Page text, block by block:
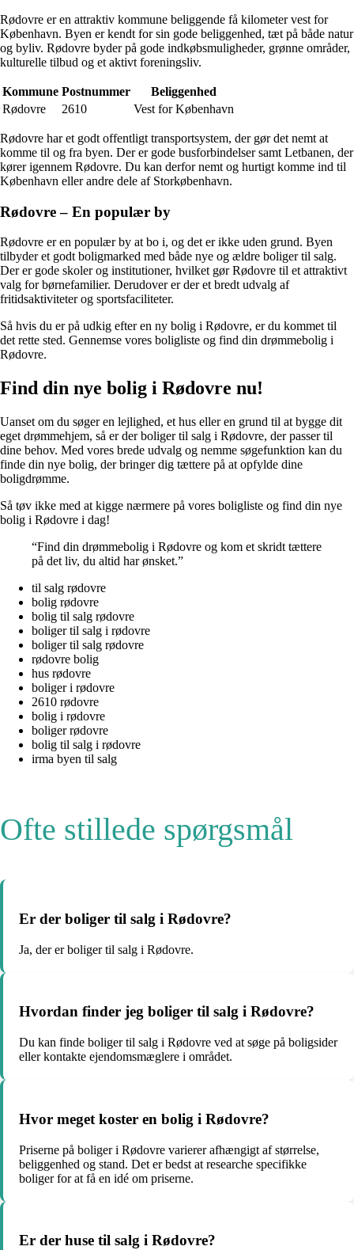
Rødovre er en attraktiv kommune beliggende få kilometer vest for
København. Byen er kendt for sin gode beliggenhed, tæt på både natur
og byliv. Rødovre byder på gode indkøbsmuligheder, grønne områder,
kulturelle tilbud og et aktivt foreningsliv.
Kommune Postnummer
Beliggenhed
Rødovre
2610 Vest for København
Rødovre har et godt offentligt transportsystem, der gør det nemt at
komme til og fra byen. Der er gode busforbindelser samt Letbanen, der
kører igennem Rødovre. Du kan derfor nemt og hurtigt komme ind til
København eller andre dele af Storkøbenhavn.
Rødovre – En populær by
Rødovre er en populær by at bo i, og det er ikke uden grund. Byen
tilbyder et godt boligmarked med både nye og ældre boliger til salg.
Der er gode skoler og institutioner, hvilket gør Rødovre til et attraktivt
valg for børnefamilier. Derudover er der et bredt udvalg af
fritidsaktiviteter og sportsfaciliteter.
Så hvis du er på udkig efter en ny bolig i Rødovre, er du kommet til
det rette sted. Gennemse vores boligliste og find din drømmebolig i
Rødovre.
Find din nye bolig i Rødovre nu!
Uanset om du søger en lejlighed, et hus eller en grund til at bygge dit
eget drømmehjem, så er der boliger til salg i Rødovre, der passer til
dine behov. Med vores brede udvalg og nemme søgefunktion kan du
finde din nye bolig, der bringer dig tættere på at opfylde dine
boligdrømme.
Så tøv ikke med at kigge nærmere på vores boligliste og find din nye
bolig i Rødovre i dag!
“Find din drømmebolig i Rødovre og kom et skridt tættere
på det liv, du altid har ønsket.”
til salg rødovre
bolig rødovre
bolig til salg rødovre
boliger til salg i rødovre
boliger til salg rødovre
rødovre bolig
hus rødovre
boliger i rødovre
2610 rødovre
bolig i rødovre
boliger rødovre
bolig til salg i rødovre
irma byen til salg
Ofte stillede spørgsmål
Er der boliger til salg i Rødovre?
Ja, der er boliger til salg i Rødovre.
Hvordan finder jeg boliger til salg i Rødovre?
Du kan finde boliger til salg i Rødovre ved at søge på boligsider
eller kontakte ejendomsmæglere i området.
Hvor meget koster en bolig i Rødovre?
Priserne på boliger i Rødovre varierer afhængigt af størrelse,
beliggenhed og stand. Det er bedst at researche specifikke
boliger for at få en idé om priserne.
Er der huse til salg i Rødovre?